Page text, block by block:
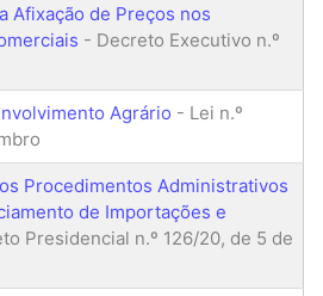
Afixação de Preços nos
- Decreto Executivo n.º
Agrário - Lei n.º
Procedimentos Administrativos
de Importações e
Presidencial n.º 126/20, de 5 de